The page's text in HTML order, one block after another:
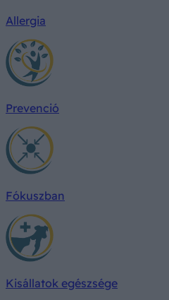
Allergia
Prevenció
Fókuszban
Kisállatok egészsége